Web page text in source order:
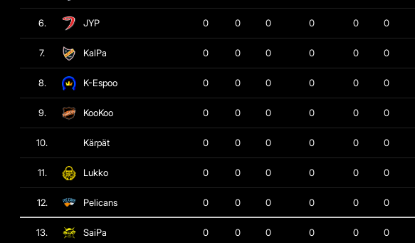
6. JYP 0 0 0 0 0 0
7. KalPa 0 0 0 0 0 0
8. K-Espoo 0 0 0 0 0 0
9. KooKoo 0 0 0 0 0 0
10. Kärpät 0 0 0 0 0 0
11. Lukko 0 0 0 0 0 0
12. Pelicans 0 0 0 0 0 0
13. SaiPa 0 0 0 0 0 0